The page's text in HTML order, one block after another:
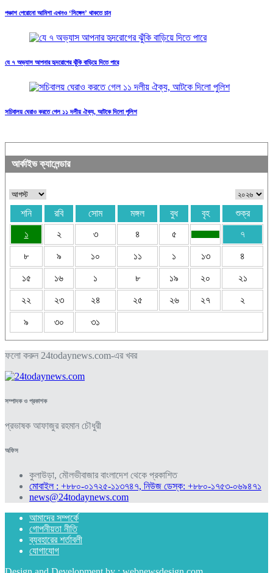
পঞ্চাশ পেরোনো আমিশা এখনও ‘সিঙ্গেল’ থাকতে চান
যে ৭ অভ্যাস আপনার হৃদরোগের ঝুঁকি বাড়িয়ে দিতে পারে
সচিবালয় ঘেরাও করতে গেল ১১ দলীয় ঐক্য, আটকে দিলো পুলিশ
আর্কাইভ ক্যালেন্ডার
শনি রবি সোম মঙ্গল বুধ বৃহ
শুক্র
১
২ ৩ ৪ ৫ ৭
৮ ৯ ১০ ১১ ১ ১৩ ৪
১৫ ১৬ ১ ৮ ১৯ ২০ ২১
২২ ২৩ ২৪ ২৫ ২৬ ২৭ ২
৯ ৩০ ৩১
ফলো করুন 24todaynews.com-এর খবর
সম্পাদক ও প্রকাশক
প্রভাষক আফাজুর রহমান চৌধুরী
অফিস
কুলাউড়া, মৌলভীবাজার বাংলাদেশ থেকে প্রকাশিত
মোবাইল : +৮৮০-০১৭২৫-১১৩৭৪৭, নিউজ ডেস্ক: +৮৮০-১৭৫৩-০৬৯৪৭১
news@24todaynews.com
আমাদের সম্পর্কে
গোপনীয়তা নীতি
ব্যবহারের শর্তাবলী
যোগাযোগ